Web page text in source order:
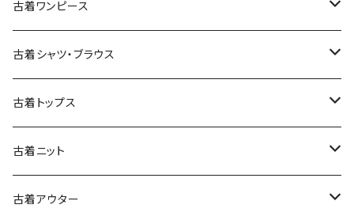
古着ワンピース
古着長袖ワンピース
古着半袖ワンピース
古着ノースリーブワンピース
古着キャミソールワンピース
古着シャツ・ブラウス
古着長袖シャツ・ブラウス
古着半袖シャツ・ブラウス
古着ノースリーブシャツ・ブラウス
古着トップス
古着スウェット&パーカー
古着スウェット
古着プルオーバー
古着ニット
古着セーター
古着アウター